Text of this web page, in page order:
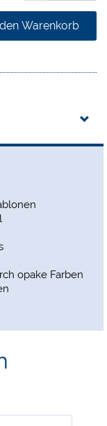
Warenkorb
opake Farben